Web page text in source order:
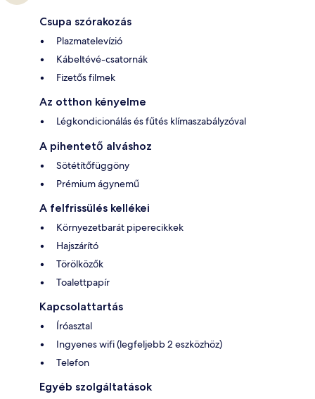
Csupa szórakozás
Plazmatelevízió
Kábeltévé-csatornák
Fizetős filmek
Az otthon kényelme
Légkondicionálás és fűtés klímaszabályzóval
A pihentető alváshoz
Sötétítőfüggöny
Prémium ágynemű
A felfrissülés kellékei
Környezetbarát piperecikkek
Hajszárító
Törölközők
Toalettpapír
Kapcsolattartás
Íróasztal
Ingyenes wifi (legfeljebb 2 eszközhöz)
Telefon
Egyéb szolgáltatások